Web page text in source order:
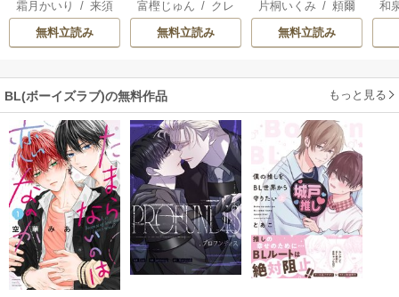
ばれる私～素敵な
辺境伯令息に腕を
折られたので、責
す～
霜月かいり /来須
みかん
無料立読み
富樫じゅん / クレ
ハ
無料立読み
冷遇生活 ～パーテ
ィーで声をかけて
きたのがヤバい男
片桐いくみ /頼爾
無料立読み
離
和
BL(ボーイズラブ)の無料作品 もっと見る